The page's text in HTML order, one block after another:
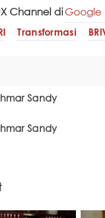
Channel diGoogle
Transformasi
Sandy
Sandy